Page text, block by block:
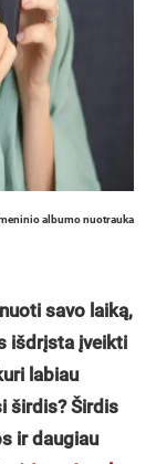
albumo nuotrauka
savo laiką,
išdrįsta įveikti
labiau
širdis? Širdis
ir daugiau